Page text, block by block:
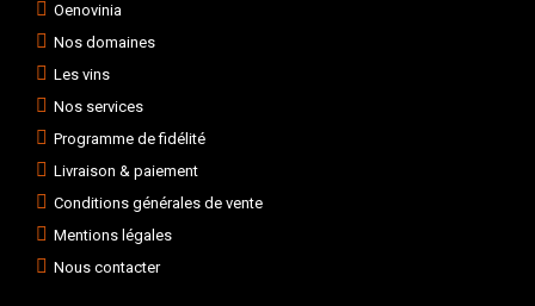
Oenovinia
Nos domaines
Les vins
Nos services
Programme de fidélité
Livraison & paiement
Conditions générales de vente
Mentions légales
Nous contacter